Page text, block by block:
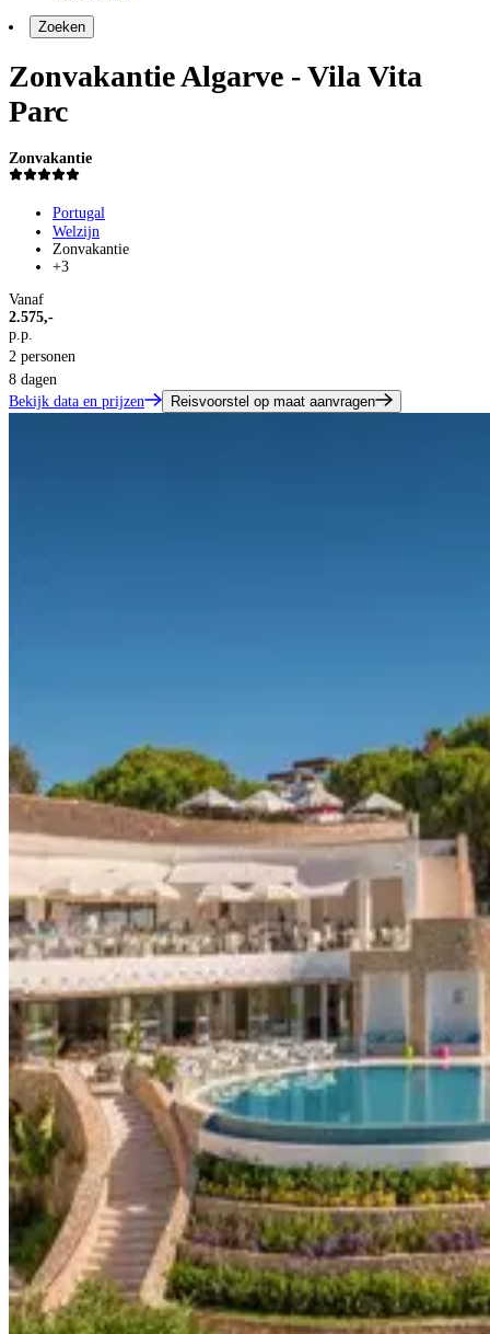
Zoeken
Zonvakantie Algarve - Vila Vita
Parc
Zonvakantie
Portugal
Welzijn
Zonvakantie
+3
Vanaf
2.575,-
p.p.
2 personen
8 dagen
Bekijk data en prijzen
Reisvoorstel op maat aanvragen